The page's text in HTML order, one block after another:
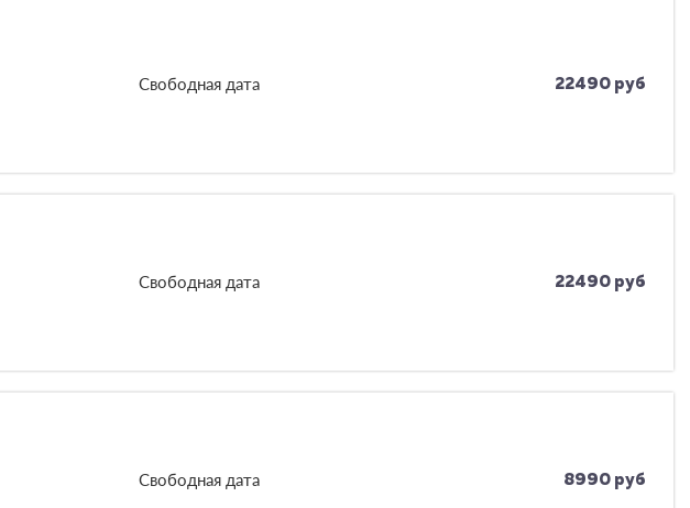
Свободная дата 22490 руб
Свободная дата 22490 руб
Свободная дата 8990 руб